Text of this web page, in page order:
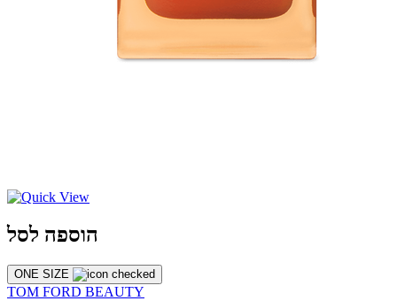
הוספה לסל
ONE SIZE
TOM FORD BEAUTY